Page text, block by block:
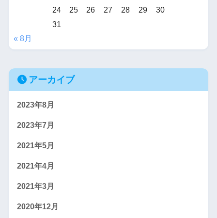
24
25 26 27 28 29
30
31
« 8月
アーカイブ
2023年8月
2023年7月
2021年5月
2021年4月
2021年3月
2020年12月